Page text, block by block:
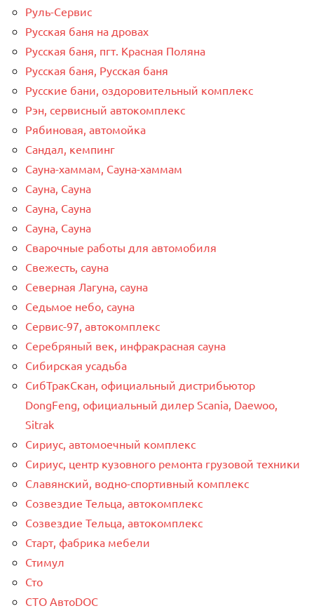
Руль-Сервис
Русская баня на дровах
Русская баня, пгт. Красная Поляна
Русская баня, Русская баня
Русские бани, оздоровительный комплекс
Рэн, сервисный автокомплекс
Рябиновая, автомойка
Сандал, кемпинг
Сауна-хаммам, Сауна-хаммам
Сауна, Сауна
Сауна, Сауна
Сауна, Сауна
Сварочные работы для автомобиля
Свежесть, сауна
Северная Лагуна, сауна
Седьмое небо, сауна
Сервис-97, автокомплекс
Серебряный век, инфракрасная сауна
Сибирская усадьба
СибТракСкан, официальный дистрибьютор
DongFeng, официальный дилер Scania, Daewoo,
Sitrak
Сириус, автомоечный комплекс
Сириус, центр кузовного ремонта грузовой техники
Славянский, водно-спортивный комплекс
Созвездие Тельца, автокомплекс
Созвездие Тельца, автокомплекс
Старт, фабрика мебели
Стимул
Сто
СТО АвтоDOC